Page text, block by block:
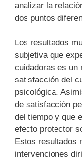
analizar la
dos puntos
Los resultados
subjetiva que
cuidadoras es un
satisfacción del
psicológica.
de satisfacción
del tiempo y que
efecto protector
Estos resultados
intervenciones